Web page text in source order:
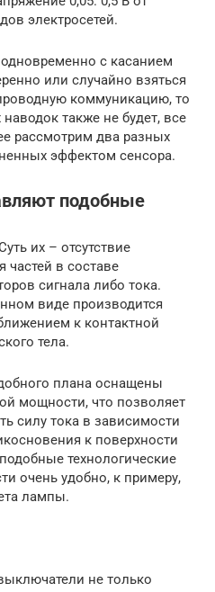
электросетей.
с касанием
или случайно взяться
коммуникацию, то
также не будет, все
рассмотрим два разных
эффектом сенсора.
подобные
их – отсутствие
частей в составе
сигнала либо тока.
виде производится
к контактной
тела.
плана оснащены
мощности, что позволяет
силу тока в зависимости
к поверхности
технологические
очень удобно, к примеру,
лампы.
не только